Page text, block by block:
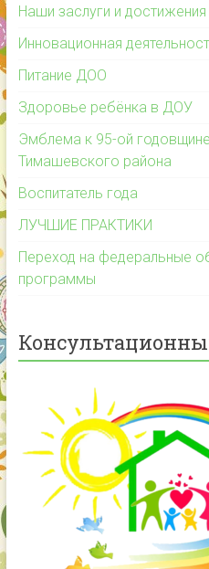
Наши заслуги и достижения
Инновационная
Питание ДОО
Здоровье ребёнка в ДОУ
Эмблема к 95-ой
Тимашевского района
Воспитатель года
ЛУЧШИЕ ПРАКТИКИ
Переход на федеральные
программы